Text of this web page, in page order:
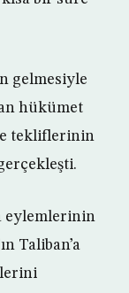
gelmesiyle
hükümet
tekliflerinin
eylemlerinin
Taliban’a